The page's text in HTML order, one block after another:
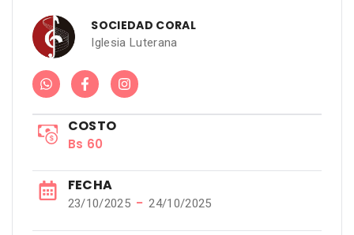
SOCIEDAD CORAL
Iglesia Luterana
COSTO
Bs 60
FECHA
23/10/2025 − 24/10/2025